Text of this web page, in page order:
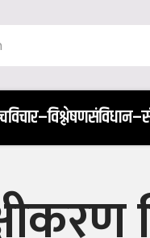
विचार–विश्लेषण